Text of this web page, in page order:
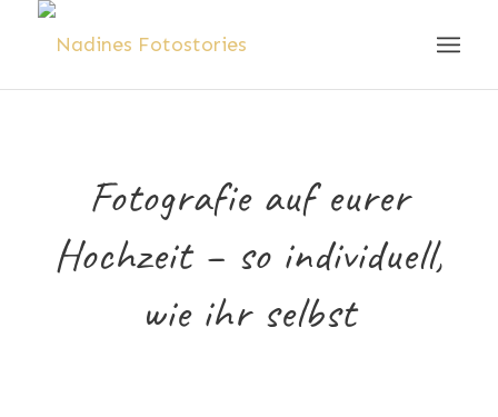
Fotografie auf eurer
Hochzeit – so individuell,
wie ihr selbst